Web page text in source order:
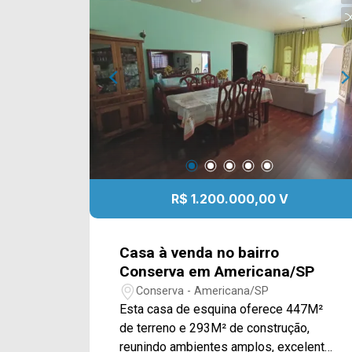
espaços integrados proporcionam
maior amplitude e favorecem a
iluminação e a ventilação natural. Um
dos grandes destaques do imóvel é o
espaço gourmet completo, equipado
com churrasqueira, bancada, móveis
planejados e banheiro de apoio,
oferecendo toda a estrutura necessária
para receber familiares e amigos com
conforto e praticidade. No pavimento
superior, todos os dormitórios
ambientes mais iluminados, ventilados
e agradáveis, enquanto a suíte garante
mais privacidade e conforto aos
moradores. Com uma planta inteligente,
excelente aproveitamento dos espaços
e acabamentos que valorizam o imóvel,
R$ 1.200.000,00 V
Casa à venda no bairro
Conserva em Americana/SP
Conserva - Americana/SP
Esta casa de esquina oferece 447M²
de terreno e 293M² de construção,
reunindo ambientes amplos, excelente